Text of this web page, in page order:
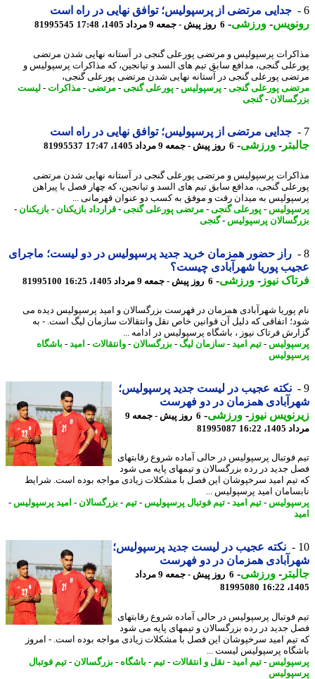
جدایی مرتضی از پرسپولیس؛ توافق نهایی در راه است
-ورزشی-6 روز پیش - جمعه 9 مرداد 1405، 17:48 81995545
پرسپولیس و مرتضی پورعلی گنجی در آستانه نهایی شدن مرتضی
گنجی، مدافع سابق تیم های السد و تیانجین، که مذاکرات پرسپولیس و
پورعلی گنجی در آستانه نهایی شدن مرتضی پورعلی گنجی،
پورعلی گنجی-پرسپولیس-پورعلی گنجی-مرتضی-مذاکرات- لیست
-گنجی
جدایی مرتضی از پرسپولیس؛ توافق نهایی در راه است
-ورزشی-6 روز پیش - جمعه 9 مرداد 1405، 17:47 81995537
پرسپولیس و مرتضی پورعلی گنجی در آستانه نهایی شدن مرتضی
گنجی، مدافع سابق تیم های السد و تیانجین، که چهار فصل با پیراهن
به میدان رفت و موفق به کسب دو عنوان قهرمانی ...
-پورعلی گنجی-مرتضی پورعلی گنجی-قرارداد بازیکنان-بازیکنان-
پرسپولیس-گنجی
راز حضور همزمان خرید جدید پرسپولیس در دو لیست؛ ماجرای
پوریا شهرآبادی چیست؟
نیوز-ورزشی-6 روز پیش - جمعه 9 مرداد 1405، 16:25 81995100
پوریا شهرآبادی همزمان در فهرست بزرگسالان و امید پرسپولیس دیده می
اتفاقی که دلیل آن قوانین خاص نقل وانتقالات سازمان لیگ است. - به
فرتاک نیوز ، باشگاه پرسپولیس در ادامه ...
-تیم امید -سازمان لیگ -بزرگسالان-وانتقالات-امید -باشگاه
نکته عجیب در لیست جدید پرسپولیس؛
همزمان در دو فهرست
نیوز-ورزشی-
6 روز پیش - جمعه 9
16:22
81995087
فوتبال پرسپولیس در حالی آماده شروع رقابتهای
جدید در رده بزرگسالان و تیمهای پایه می شود
امید سرخپوشان این فصل با مشکلات زیادی مواجه بوده است. شرایط
امید پرسپولیس ...
-تیم امید -تیم فوتبال پرسپولیس-تیم -بزرگسالان-امید پرسپولیس-
نکته عجیب در لیست جدید پرسپولیس؛
همزمان در دو فهرست
-ورزشی-
6 روز پیش - جمعه 9 مرداد
81995080
فوتبال پرسپولیس در حالی آماده شروع رقابتهای
جدید در رده بزرگسالان و تیمهای پایه می شود
امید سرخپوشان این فصل با مشکلات زیادی مواجه بوده است. - امروز
پرسپولیس لیست ...
-تیم امید -نقل و انتقالات-تیم -باشگاه-بزرگسالان-تیم فوتبال